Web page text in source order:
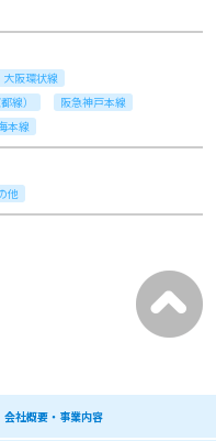
大阪環状線
線）
阪急神戸本線
本線
他
会社概要・事業内容